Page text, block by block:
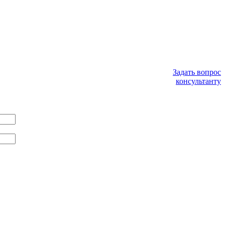
Задать вопрос
консультанту